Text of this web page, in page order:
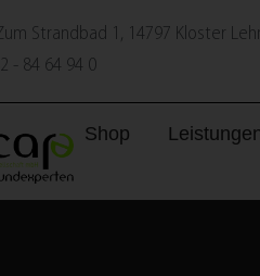
Strandbad 1, 14797 Kloster
- 84 64 94 0
Shop